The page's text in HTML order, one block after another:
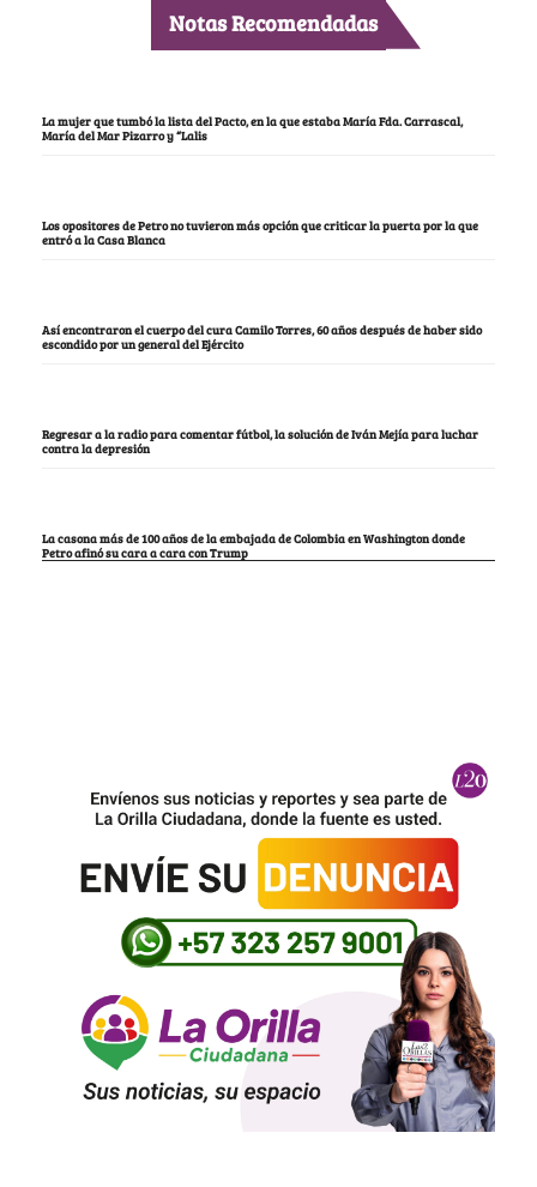
Notas Recomendadas
La mujer que tumbó la lista del Pacto, en la que estaba María Fda. Carrascal,
María del Mar Pizarro y “Lalis
Los opositores de Petro no tuvieron más opción que criticar la puerta por la que
entró a la Casa Blanca
Así encontraron el cuerpo del cura Camilo Torres, 60 años después de haber sido
escondido por un general del Ejército
Regresar a la radio para comentar fútbol, la solución de Iván Mejía para luchar
contra la depresión
La casona más de 100 años de la embajada de Colombia en Washington donde
Petro afinó su cara a cara con Trump